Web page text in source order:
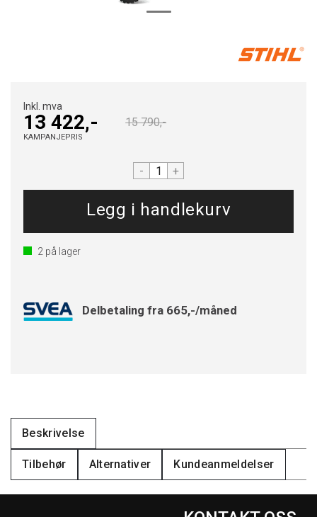
Inkl. mva
13 422,-
KAMPANJEPRIS
15 790,-
- +
2 på lager
Delbetaling fra 665,-/måned
Beskrivelse
Tilbehør Alternativer Kundeanmeldelser